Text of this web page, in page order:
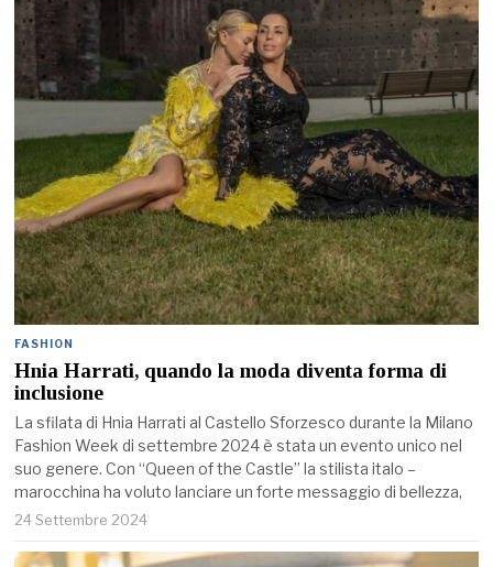
FASHION
Hnia Harrati, quando la moda diventa forma di
inclusione
La sfilata di Hnia Harrati al Castello Sforzesco durante la Milano
Fashion Week di settembre 2024 è stata un evento unico nel
suo genere. Con “Queen of the Castle” la stilista italo –
marocchina ha voluto lanciare un forte messaggio di bellezza,
24 Settembre 2024